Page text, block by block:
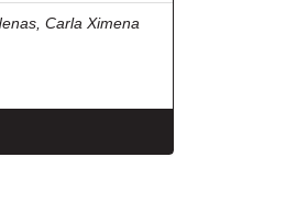
Carla Ximena